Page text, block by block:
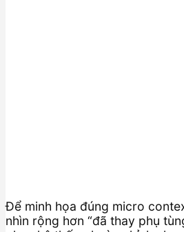
Để minh họa đúng micro
nhìn rộng hơn “đã thay phụ